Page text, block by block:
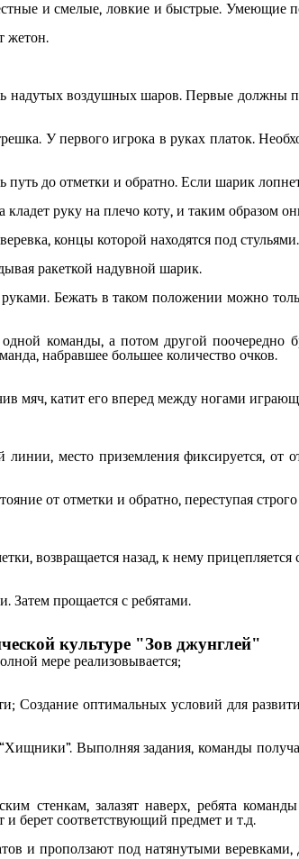
и смелые, ловкие и быстрые. Умеющие
жетон.
воздушных шаров. Первые должны
У первого игрока в руках платок.
до отметки и обратно. Если шарик
руку на плечо коту, и таким образом
концы которой находятся под
ракеткой надувной шарик.
Бежать в таком положении можно
команды, а потом другой поочередно
набравшее большее количество очков.
мяч, катит его вперед между ногами
место приземления фиксируется, от
от отметки и обратно, переступая
возвращается назад, к нему
Затем прощается с ребятами.
культуре "Зов джунглей"
мере реализовывается;
Создание оптимальных условий для
Выполняя задания, команды
стенкам, залазят наверх, ребята
берет соответствующий предмет и т.д.
и проползают под натянутыми веревками,